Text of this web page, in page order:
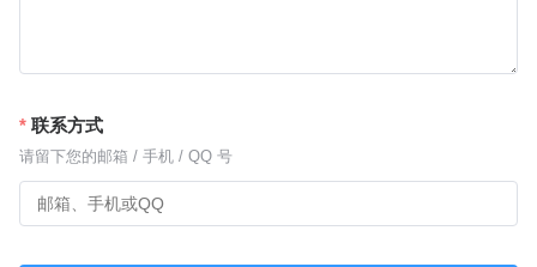
联系方式
请留下您的邮箱 / 手机 / QQ 号